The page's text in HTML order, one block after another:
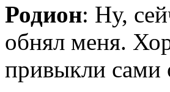
Родион: Ну,
обнял меня.
привыкли сами